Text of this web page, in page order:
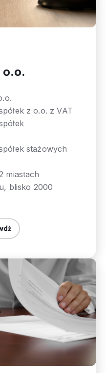
o.o.
z o.o. z VAT
stażowych
miastach
blisko 2000